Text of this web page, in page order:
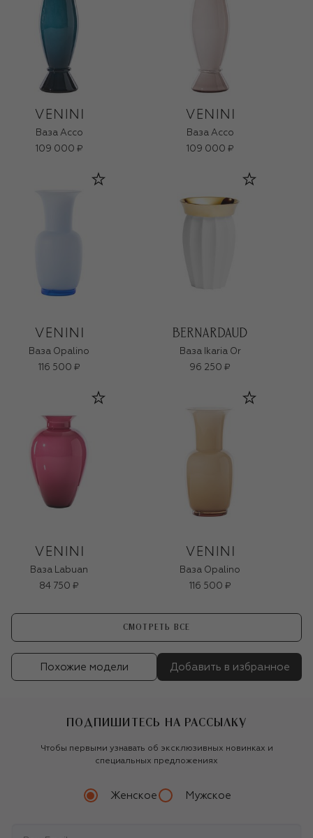
Ваза Acco
109 000 ₽
Ваза Acco
109 000 ₽
Ваза Opalino
116 500 ₽
Ваза Ikaria Or
96 250 ₽
Ваза Labuan
84 750 ₽
Ваза Opalino
116 500 ₽
СМОТРЕТЬ ВСЕ
Похожие модели Добавить в избранное
ПОДПИШИТЕСЬ НА РАССЫЛКУ
Чтобы первыми узнавать об эксклюзивных новинках и
специальных предложениях
Женское Мужское